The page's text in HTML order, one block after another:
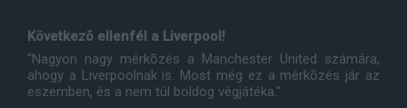
Következõ ellenfél a Liverpool!
"Nagyon nagy mérkõzés a Manchester United számára,
ahogy a Liverpoolnak is. Most még ez a mérkõzés jár az
eszemben, és a nem túl boldog végjátéka."